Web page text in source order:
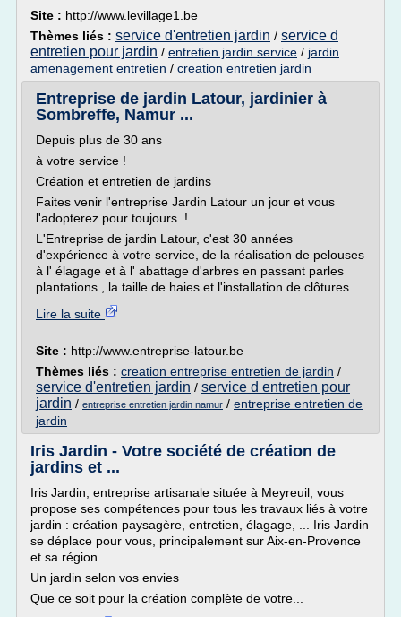
Site : http://www.levillage1.be
Thèmes liés : service d'entretien jardin / service d
entretien pour jardin / entretien jardin service / jardin
amenagement entretien / creation entretien jardin
Entreprise de jardin Latour, jardinier à
Sombreffe, Namur ...
Depuis plus de 30 ans
à votre service !
Création et entretien de jardins
Faites venir l'entreprise Jardin Latour un jour et vous
l'adopterez pour toujours !
L'Entreprise de jardin Latour, c'est 30 années
d'expérience à votre service, de la réalisation de pelouses
à l' élagage et à l' abattage d'arbres en passant parles
plantations , la taille de haies et l'installation de clôtures...
Lire la suite
Site : http://www.entreprise-latour.be
Thèmes liés : creation entreprise entretien de jardin /
service d'entretien jardin / service d entretien pour
jardin / entreprise entretien jardin namur / entreprise entretien de
jardin
Iris Jardin - Votre société de création de
jardins et ...
Iris Jardin, entreprise artisanale située à Meyreuil, vous
propose ses compétences pour tous les travaux liés à votre
jardin : création paysagère, entretien, élagage, ... Iris Jardin
se déplace pour vous, principalement sur Aix-en-Provence
et sa région.
Un jardin selon vos envies
Que ce soit pour la création complète de votre...